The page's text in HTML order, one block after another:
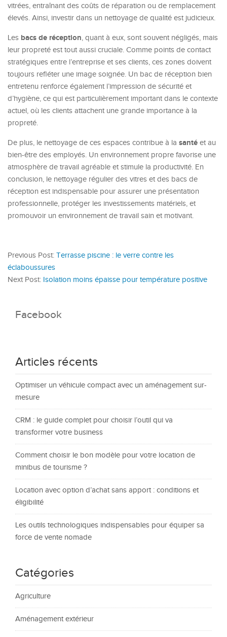
vitrées, entraînant des coûts de réparation ou de remplacement
élevés. Ainsi, investir dans un nettoyage de qualité est judicieux.
Les bacs de réception, quant à eux, sont souvent négligés, mais
leur propreté est tout aussi cruciale. Comme points de contact
stratégiques entre l’entreprise et ses clients, ces zones doivent
toujours refléter une image soignée. Un bac de réception bien
entretenu renforce également l’impression de sécurité et
d’hygiène, ce qui est particulièrement important dans le contexte
actuel, où les clients attachent une grande importance à la
propreté.
De plus, le nettoyage de ces espaces contribue à la santé et au
bien-être des employés. Un environnement propre favorise une
atmosphère de travail agréable et stimule la productivité. En
conclusion, le nettoyage régulier des vitres et des bacs de
réception est indispensable pour assurer une présentation
professionnelle, protéger les investissements matériels, et
promouvoir un environnement de travail sain et motivant.
Previous Post: Terrasse piscine : le verre contre les
éclaboussures
Next Post: Isolation moins épaisse pour température positive
Facebook
Articles récents
Optimiser un véhicule compact avec un aménagement sur-
mesure
CRM : le guide complet pour choisir l’outil qui va
transformer votre business
Comment choisir le bon modèle pour votre location de
minibus de tourisme ?
Location avec option d’achat sans apport : conditions et
éligibilité
Les outils technologiques indispensables pour équiper sa
force de vente nomade
Catégories
Agriculture
Aménagement extérieur